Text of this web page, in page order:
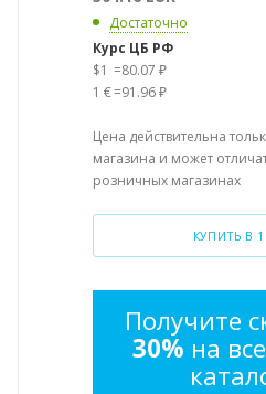
Достаточно
Курс ЦБ РФ
$1 =80.07 ₽
1 €=91.96 ₽
Цена действительна
магазина и может
розничных магазинах
КУПИТЬ В
Получите
30% на